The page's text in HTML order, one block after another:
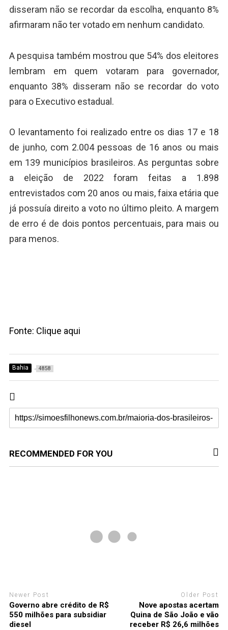
disseram não se recordar da escolha, enquanto 8%
afirmaram não ter votado em nenhum candidato.
A pesquisa também mostrou que 54% dos eleitores
lembram em quem votaram para governador,
enquanto 38% disseram não se recordar do voto
para o Executivo estadual.
O levantamento foi realizado entre os dias 17 e 18
de junho, com 2.004 pessoas de 16 anos ou mais
em 139 municípios brasileiros. As perguntas sobre
a eleição de 2022 foram feitas a 1.898
entrevistados com 20 anos ou mais, faixa etária que
já possuía direito a voto no último pleito. A margem
de erro é de dois pontos percentuais, para mais ou
para menos.
Fonte: Clique aqui
Bahia 4858
RECOMMENDED FOR YOU
Newer Post
Governo abre crédito de R$
550 milhões para subsidiar
diesel
Older Post
Nove apostas acertam
Quina de São João e vão
receber R$ 26,6 milhões